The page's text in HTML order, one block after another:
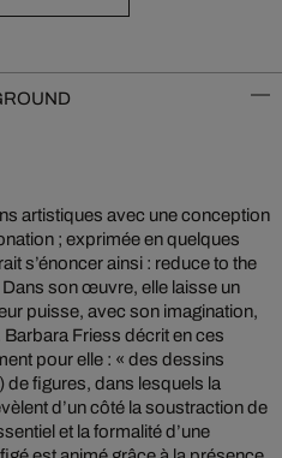
artistiques avec une conception
; exprimée en quelques
s’énoncer ainsi : reduce to the
son œuvre, elle laisse un
puisse, avec son imagination,
Friess décrit en ces
pour elle : « des dessins
figures, dans lesquels la
d’un côté la soustraction de
et la formalité d’une